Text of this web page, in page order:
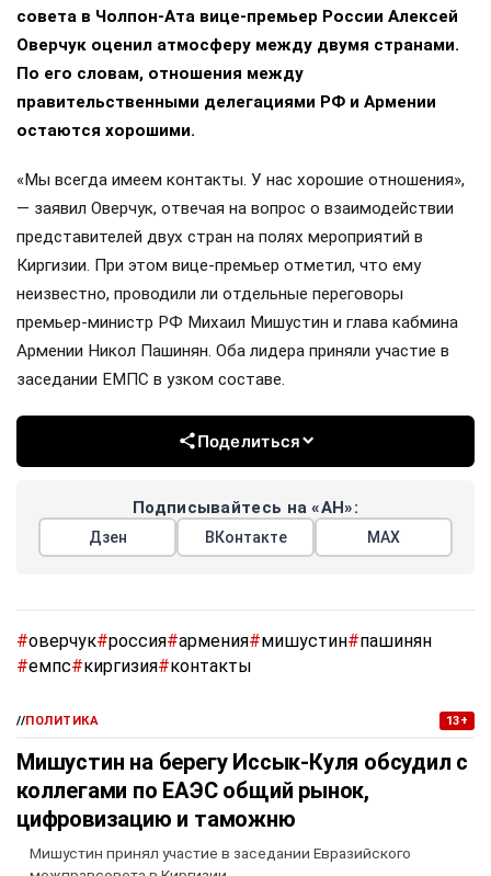
совета в Чолпон-Ата вице-премьер России Алексей
Оверчук оценил атмосферу между двумя странами.
По его словам, отношения между
правительственными делегациями РФ и Армении
остаются хорошими.
«Мы всегда имеем контакты. У нас хорошие отношения»,
— заявил Оверчук, отвечая на вопрос о взаимодействии
представителей двух стран на полях мероприятий в
Киргизии. При этом вице-премьер отметил, что ему
неизвестно, проводили ли отдельные переговоры
премьер-министр РФ Михаил Мишустин и глава кабмина
Армении Никол Пашинян. Оба лидера приняли участие в
заседании ЕМПС в узком составе.
Поделиться
Подписывайтесь на «АН»:
Дзен ВКонтакте МАХ
#оверчук#россия#армения#мишустин#пашинян
#емпс#киргизия#контакты
//ПОЛИТИКА 13+
Мишустин на берегу Иссык-Куля обсудил с
коллегами по ЕАЭС общий рынок,
цифровизацию и таможню
Мишустин принял участие в заседании Евразийского